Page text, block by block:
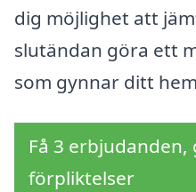
dig möjlighet att
slutändan göra ett
som gynnar ditt
Få 3
förpliktelser